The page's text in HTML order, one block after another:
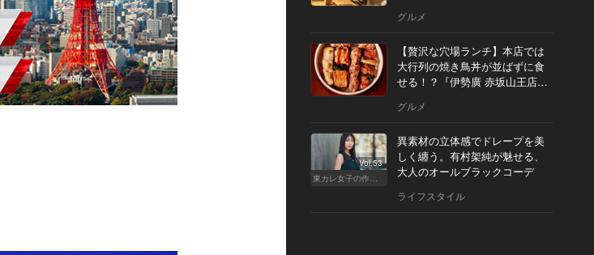
グルメ
【贅沢な穴場ランチ】本店では
大行列の焼き鳥丼が並ばずに食
せる！？『伊勢廣 赤坂山王店』
グルメ
Vol.53
東カレ女子の作り方
異素材の立体感でドレープを美
しく纏う。有村架純が魅せる、
大人のオールブラックコーデ
ライフスタイル